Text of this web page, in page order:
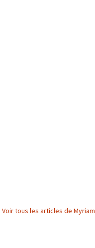
Voir tous les articles de Myriam